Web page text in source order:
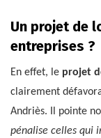
Un projet de
entreprises ?
En effet, le projet
clairement
Andriès. Il pointe
pénalise celles qui